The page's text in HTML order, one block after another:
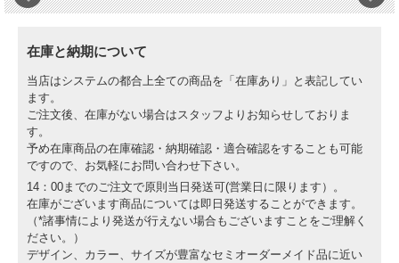
在庫と納期について
当店はシステムの都合上全ての商品を「在庫あり」と表記してい
ます。
ご注文後、在庫がない場合はスタッフよりお知らせしておりま
す。
予め在庫商品の在庫確認・納期確認・適合確認をすることも可能
ですので、お気軽にお問い合わせ下さい。
14：00までのご注文で原則当日発送可(営業日に限ります）。
在庫がございます商品については即日発送することができます。
（*諸事情により発送が行えない場合もございますことをご理解く
ださい。）
デザイン、カラー、サイズが豊富なセミオーダーメイド品に近い